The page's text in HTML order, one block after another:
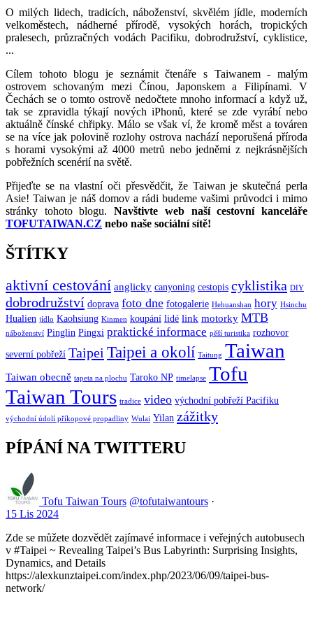
O milých lidech, tradicích, náboženství, skvělém jídle, moderních
velkoměstech, nádherné přírodě, vysokých horách, tropických
pralesech, průzračných vodách Pacifiku, dobrodružství, cyklistice,
...
Cílem tohoto blogu je seznámit čtenáře s Taiwanem - malým
ostrovem schovaným mezi Čínou, Japonskem a Filipínami. V
Čechách se o tomto ostrově nedočtete mnoho informací a když už,
tak se zpravidla týkají nových iPhonů, které se zde vyrábí nebo
aktuálně čínské chřipky. Málo se však ví, že kromě měst a továren
se na více jak polovině rozlohy ostrova nachází neporušená příroda
s horami vysokými až 4000 metrů nebo jedněmi z nejkrásnějších
pobřežních scenérií na světě.
Přijeďte se na vlastní oči přesvědčit, že Taiwan je skutečná perla
Asie! Taiwan je náš domov a rádi budeme vašimi průvodci i mimo
stránky tohoto blogu.Navštivte web naší cestovní kanceláře
TOFUTAIWAN.CZ nebo naše sociální sítě!
ŠTÍTKY
aktivní cestování anglicky canyoning cestopis cyklistika DIY
dobrodružství doprava foto dne fotogalerie Hehuanshan hory Hsinchu
Hualien jídlo Kaohsiung Kinmen koupání lidé link motorky MTB
náboženství Pinglin Pingxi praktické informace pěší turistika rozhovor
severní pobřeží Taipei Taipei a okolí Taitung Taiwan
Taiwan obecně tapeta na plochu Taroko NP timelapse Tofu
Taiwan Tours tradice video východní pobřeží Pacifiku
východní údolí příkopové propadliny Wulai Yilan zážitky
PÍPÁNÍ NA TWITTERU
Tofu Taiwan Tours @tofutaiwantours ·
15 Lis 2024
Zde se můžete dozvědět zajímavé informace i veřejných autobusech
v #Taipei ~ Revealing Taipei’s Bus Labyrinth: Surprising Insights,
Dynamics, and Details
https://alexkunztaipei.com/index.php/2023/06/09/taipei-bus-
network/